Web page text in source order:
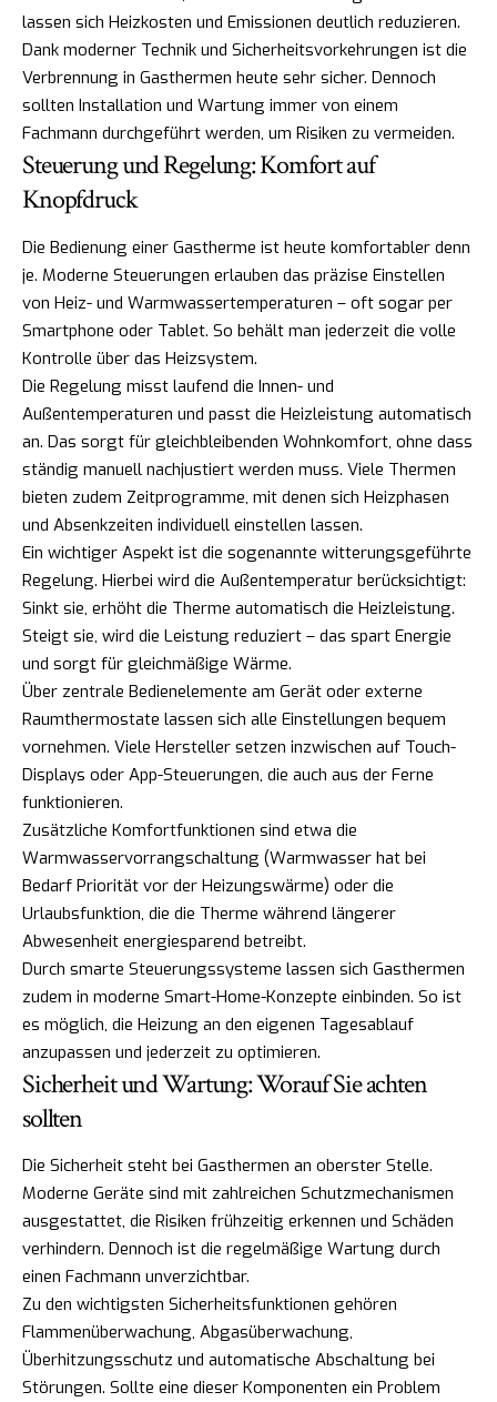
lassen sich Heizkosten und Emissionen deutlich reduzieren.
Dank moderner Technik und Sicherheitsvorkehrungen ist die
Verbrennung in Gasthermen heute sehr sicher. Dennoch
sollten Installation und Wartung immer von einem
Fachmann durchgeführt werden, um Risiken zu vermeiden.
Steuerung und Regelung: Komfort auf
Knopfdruck
Die Bedienung einer Gastherme ist heute komfortabler denn
je. Moderne Steuerungen erlauben das präzise Einstellen
von Heiz- und Warmwassertemperaturen – oft sogar per
Smartphone oder Tablet. So behält man jederzeit die volle
Kontrolle über das Heizsystem.
Die Regelung misst laufend die Innen- und
Außentemperaturen und passt die Heizleistung automatisch
an. Das sorgt für gleichbleibenden Wohnkomfort, ohne dass
ständig manuell nachjustiert werden muss. Viele Thermen
bieten zudem Zeitprogramme, mit denen sich Heizphasen
und Absenkzeiten individuell einstellen lassen.
Ein wichtiger Aspekt ist die sogenannte witterungsgeführte
Regelung. Hierbei wird die Außentemperatur berücksichtigt:
Sinkt sie, erhöht die Therme automatisch die Heizleistung.
Steigt sie, wird die Leistung reduziert – das spart Energie
und sorgt für gleichmäßige Wärme.
Über zentrale Bedienelemente am Gerät oder externe
Raumthermostate lassen sich alle Einstellungen bequem
vornehmen. Viele Hersteller setzen inzwischen auf Touch-
Displays oder App-Steuerungen, die auch aus der Ferne
funktionieren.
Zusätzliche Komfortfunktionen sind etwa die
Warmwasservorrangschaltung (Warmwasser hat bei
Bedarf Priorität vor der Heizungswärme) oder die
Urlaubsfunktion, die die Therme während längerer
Abwesenheit energiesparend betreibt.
Durch smarte Steuerungssysteme lassen sich Gasthermen
zudem in moderne Smart-Home-Konzepte einbinden. So ist
es möglich, die Heizung an den eigenen Tagesablauf
anzupassen und jederzeit zu optimieren.
Sicherheit und Wartung: Worauf Sie achten
sollten
Die Sicherheit steht bei Gasthermen an oberster Stelle.
Moderne Geräte sind mit zahlreichen Schutzmechanismen
ausgestattet, die Risiken frühzeitig erkennen und Schäden
verhindern. Dennoch ist die regelmäßige Wartung durch
einen Fachmann unverzichtbar.
Zu den wichtigsten Sicherheitsfunktionen gehören
Flammenüberwachung, Abgasüberwachung,
Überhitzungsschutz und automatische Abschaltung bei
Störungen. Sollte eine dieser Komponenten ein Problem